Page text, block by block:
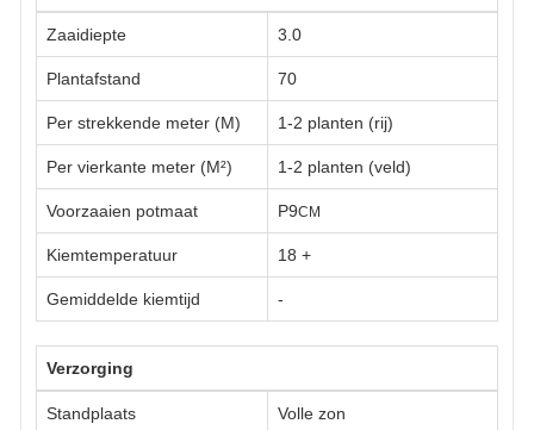
Zaaidiepte 3.0
Plantafstand 70
Per strekkende meter (M) 1-2 planten (rij)
Per vierkante meter (M²) 1-2 planten (veld)
Voorzaaien potmaat P9CM
Kiemtemperatuur 18 +
Gemiddelde kiemtijd -
Verzorging
Standplaats Volle zon